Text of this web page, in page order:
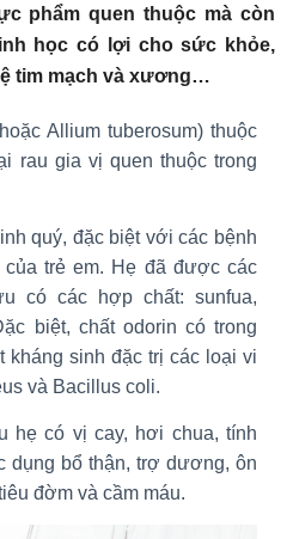
phẩm quen thuộc mà còn
học có lợi cho sức khỏe,
tim mạch và xương…
Allium tuberosum) thuộc
rau gia vị quen thuộc trong
quý, đặc biệt với các bệnh
trẻ em. Hẹ đã được các
có các hợp chất: sunfua,
biệt, chất odorin có trong
sinh đặc trị các loại vi
và Bacillus coli.
hẹ có vị cay, hơi chua, tính
dụng bổ thận, trợ dương, ôn
đờm và cầm máu.